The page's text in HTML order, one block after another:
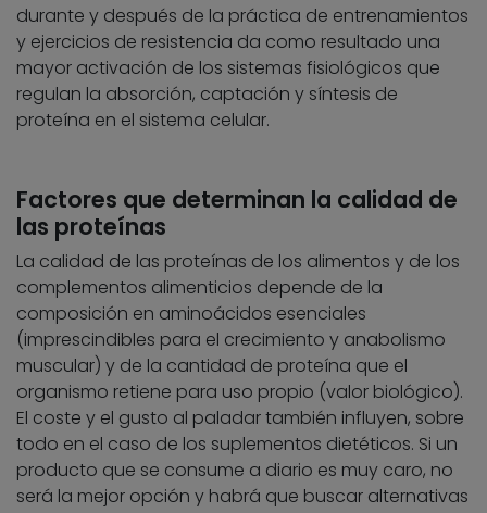
durante y después de la práctica de entrenamientos
y ejercicios de resistencia da como resultado una
mayor activación de los sistemas fisiológicos que
regulan la absorción, captación y síntesis de
proteína en el sistema celular.
Factores que determinan la calidad de
las proteínas
La calidad de las proteínas de los alimentos y de los
complementos alimenticios depende de la
composición en aminoácidos esenciales
(imprescindibles para el crecimiento y anabolismo
muscular) y de la cantidad de proteína que el
organismo retiene para uso propio (valor biológico).
El coste y el gusto al paladar también influyen, sobre
todo en el caso de los suplementos dietéticos. Si un
producto que se consume a diario es muy caro, no
será la mejor opción y habrá que buscar alternativas